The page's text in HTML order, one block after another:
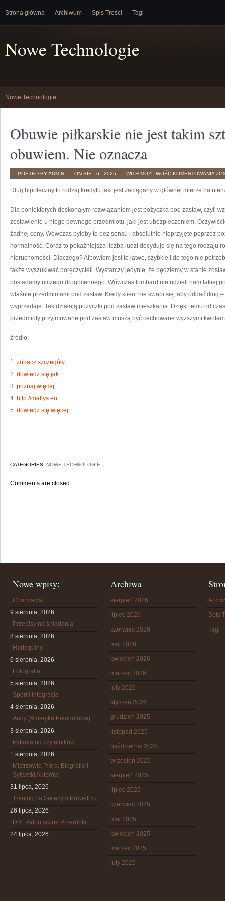
Strona główna Archiwum Spis Treści Tagi
Nowe Technologie
Nowe Technologie
Obuwie piłkarskie nie jest takim
obuwiem. Nie oznacza
POSTED BY ADMIN ON SIE - 6 - 2025 WITH MOŻLIWOŚĆ KOMENTOWANIA
NIE
Dług hipoteczny to rodzaj kredytu jaki jest zaciągany w głównej mierze na
Dla poniektórych doskonałym rozwiązaniem jest pożyczka pod zastaw, czyli
zostawienie u niego pewnego przedmiotu, jaki jest ubezpieczeniem.
żadnej ceny. Wówczas byłoby to bez sensu i absolutnie nieprzyjęte poprzez
normalność. Coraz to pokaźniejsza liczba ludzi decyduje się na tego rodzaju
nieruchomości. Dlaczego? Albowiem jest to łatwe, szybkie i do tego nie
także wyszukiwać poręczycieli. Wystarczy jedynie, że będziemy w stanie
posiadamy niczego drogocennego. Wówczas lombard nie udzieli nam takiej
właśnie przedmiotami pod zastaw. Kiedy klient nie kwapi się, aby oddać dług
wyprzedaje. Tak działają pożyczki pod zastaw mieszkania. Dzięki temu od
przedmioty przyjmowane pod zastaw muszą być cechowane wyższymi
źródło:
———————————
1. zobacz szczegóły
2. dowiedz się jak
3. poznaj więcej
4. http://mallys.eu
5. dowiedz się więcej
CATEGORIES: NOWE TECHNOLOGIE
Comments are closed.
Nowe wpisy:
Chorwacja
9 sierpnia, 2026
Przepisy na śniadania
8 sierpnia, 2026
Harlequiny
6 sierpnia, 2026
Fotografia
5 sierpnia, 2026
Sport i Integracja
4 sierpnia, 2026
Andy (Ameryka Południowa)
3 sierpnia, 2026
Pytania od czytelników
1 sierpnia, 2026
Mistrzowie Pióra: Biografie i
Sylwetki Autorów
31 lipca, 2026
Trening na Świeżym Powietrzu
26 lipca, 2026
DIY: Patriotyczne Przeróbki
24 lipca, 2026
Archiwa
sierpień 2026
lipiec 2026
czerwiec 2026
maj 2026
kwiecień 2026
marzec 2026
luty 2026
styczeń 2026
grudzień 2025
listopad 2025
październik 2025
wrzesień 2025
sierpień 2025
lipiec 2025
czerwiec 2025
maj 2025
kwiecień 2025
marzec 2025
luty 2025
Spis
Tagi